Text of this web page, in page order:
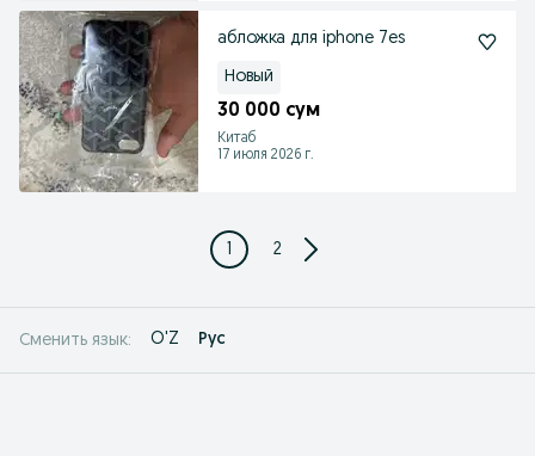
абложка для iphone 7es
Новый
30 000 сум
Китаб
17 июля 2026 г.
1 2
Сменить язык: O'Z Рус